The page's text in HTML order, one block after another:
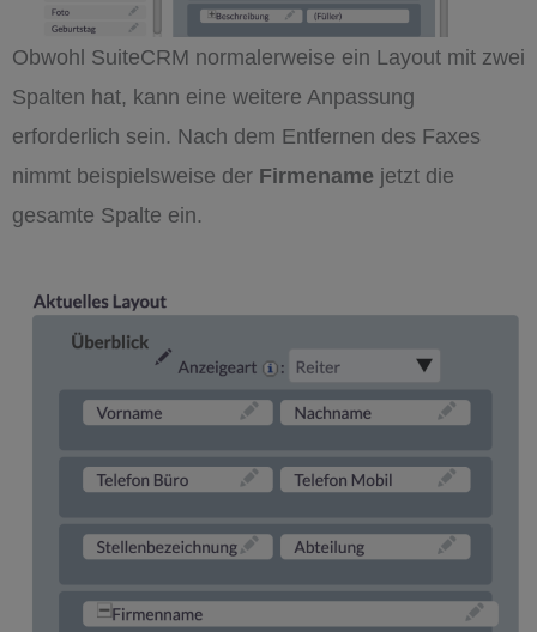
Obwohl SuiteCRM normalerweise ein Layout mit zwei
Spalten hat, kann eine weitere Anpassung
erforderlich sein. Nach dem Entfernen des Faxes
nimmt beispielsweise der Firmename jetzt die
gesamte Spalte ein.